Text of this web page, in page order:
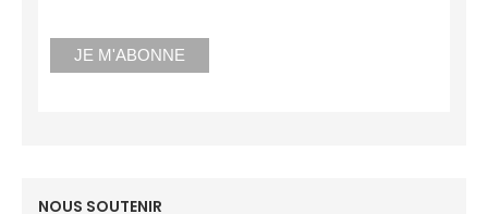
NOUS SOUTENIR